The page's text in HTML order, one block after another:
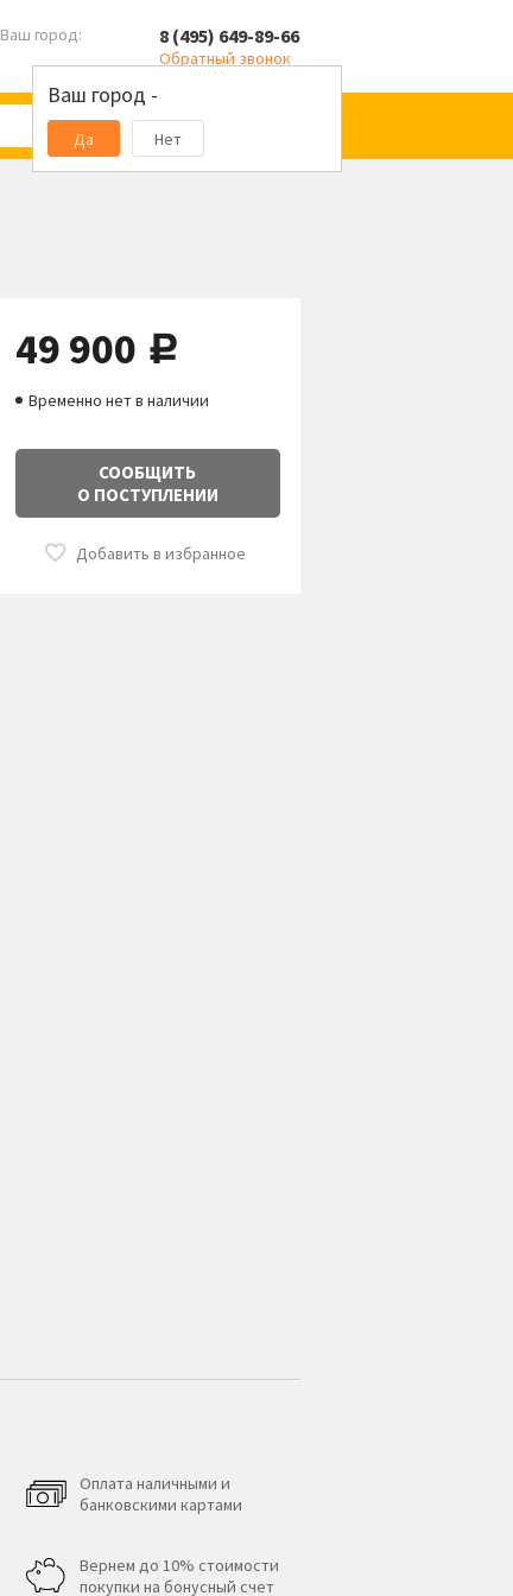
Ваш город:
Ваш город -
Да Нет
8 (495) 649-89-66
Обратный звонок
49 900 руб.
Временно нет в наличии
СООБЩИТЬ
О ПОСТУПЛЕНИИ
Добавить в избранное
Оплата наличными и
банковскими картами
Вернем до 10% стоимости
покупки на бонусный счет